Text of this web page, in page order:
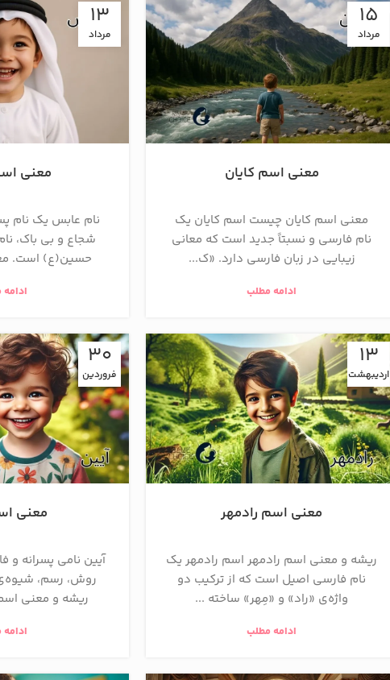
15
مرداد
معنی اسم کایان
معنی اسم کایان چیست اسم کایان یک
نام فارسی و نسبتاً جدید است که معانی
زیبایی در زبان فارسی دارد. «ک...
ادامه مطلب
13
مرداد
معنی
نام عابس یک نام
شجاع و بی باک،
حسین(ع) است.
13
اردیبهشت
معنی اسم رادمهر
ریشه و معنی اسم رادمهر اسم رادمهر یک
نام فارسی اصیل است که از ترکیب دو
واژه‌ی «راد» و «مِهر» ساخته ...
ادامه مطلب
30
فروردین
معنی
آیین نامی پسرانه
روش، رسم،
ریشه و معنی